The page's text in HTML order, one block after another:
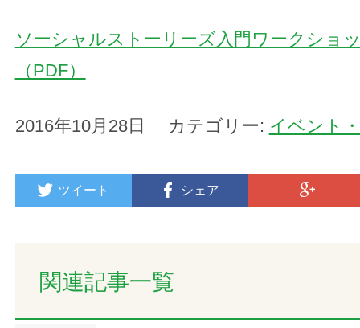
ソーシャルストーリーズ入門ワークショ
（PDF）
2016年10月28日 カテゴリー: イベント
ツイート シェア
関連記事一覧